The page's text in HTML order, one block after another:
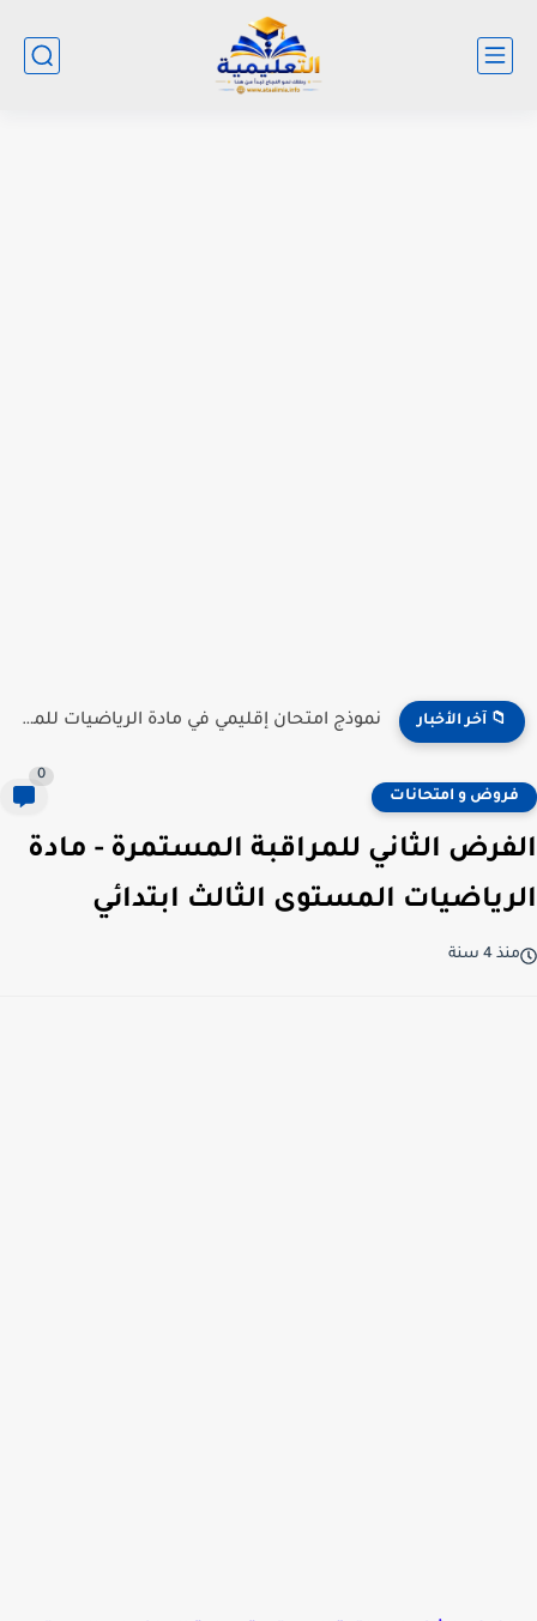
📁 آخر الأخبار نموذج امتحان إقليمي في مادة الرياضيات للمستوى السادس ابتدائي...
فروض و امتحانات
0
الفرض الثاني للمراقبة المستمرة - مادة
الرياضيات المستوى الثالث ابتدائي
منذ 4 سنة